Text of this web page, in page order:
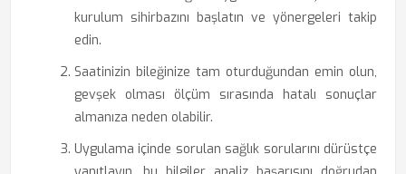
kurulum sihirbazını başlatın ve yönergeleri takip
edin.
Saatinizin bileğinize tam oturduğundan emin olun,
gevşek olması ölçüm sırasında hatalı sonuçlar
almanıza neden olabilir.
Uygulama içinde sorulan sağlık sorularını dürüstçe